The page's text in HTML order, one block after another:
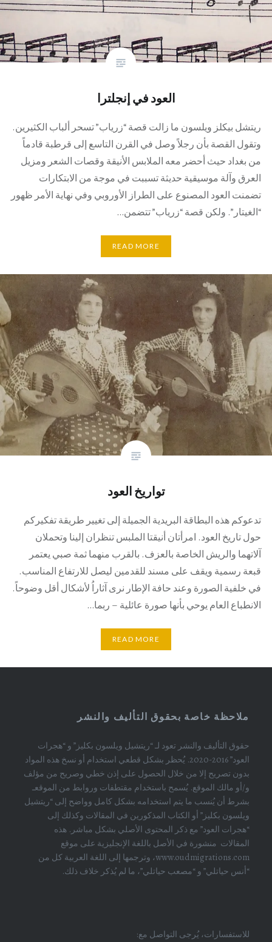
العود في إنجلترا
ريتشل بيكلز ويلسون ما زالت قصة “زرياب” تسحر ألباب الكثيرين.
وتقول القصة بأن رجلاً وصل في القرن التاسع إلى قرطبة قادماً
من بغداد حيث أحضر معه الملابس الأنيقة وقصات الشعر ومزيل
العرق وآلة موسيقية حديثة تسببت في موجة من الابتكارات
تضمنت العود المصنوع على الطراز الأوروبي وفي نهاية الأمر ظهور
“الغيتار”. ولكن قصة “زرياب” تتضمن…
READ MORE
تواريخ العود
تدعوكم هذه البطاقة البريدية الجميلة إلى تغيير طريقة تفكيركم
حول تاريخ العود. امرأتان أنيقتا الملبس تنظران إلينا وتحملان
آلاتهما والريش الخاصة بالعزف. بالقرب منهما ثمة صبي يعتمر
قبعة رسمية ويقف على مسند للقدمين ليصل للارتفاع المناسب.
في خلفية الصورة وعند حافة الإطار نرى آثاراُ لأشكال أقل وضوحاً.
الانطباع العام يوحي بأنها صورة عائلية – ربما…
READ MORE
ملاحظة خاصة بحقوق التأليف والنشر
حقوق التأليف والنشر تعود لـ “ريتشيل ويلسون بكليز” و “هجرات
العود” 2016-2020. يُحظر بشكل قطعي استخدام أو نسخ هذه المواد
بدون تصريح إلا من خلال الحصول على إذن خطي وصريح من مؤلف
و/أو مالك الموقع. يُسمح باستخدام مقتطفات وروابط من الموقعـ
بشرط أن يُنسب ما يتم استخدامه بشكل كامل وواضح إلى “ريتشيل
ويلسون بكليز” أو الكتاب المذكورين في المقالات وكذلك إلى
“هجرات العود” مع ذكر المحتوى الأصلي بشكل مباشر. هذه
المقالات منشورة في الأصل باللغة الإنجليزية على موقع
www.oudmigrations.com، وترجمها إلى اللغة العربية كل من
“أنس حياتلي” و “مصعب حياتلي”، ما لم يُذكر خلاف ذلك.
للاستفسارات، يُرجى التواصل مع: